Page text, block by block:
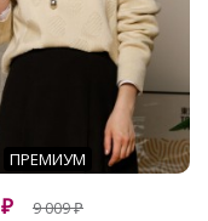
ПРЕМИУМ
₽ 9 009₽